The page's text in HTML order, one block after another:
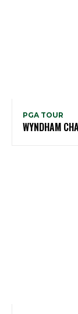
PGA TOUR
WYNDHAM